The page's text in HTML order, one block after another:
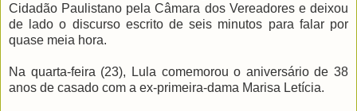
Cidadão Paulistano pela Câmara dos Vereadores e deixou
de lado o discurso escrito de seis minutos para falar por
quase meia hora.
Na quarta-feira (23), Lula comemorou o aniversário de 38
anos de casado com a ex-primeira-dama Marisa Letícia.